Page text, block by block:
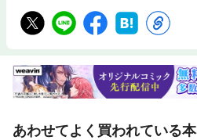
あわせてよく買われている本